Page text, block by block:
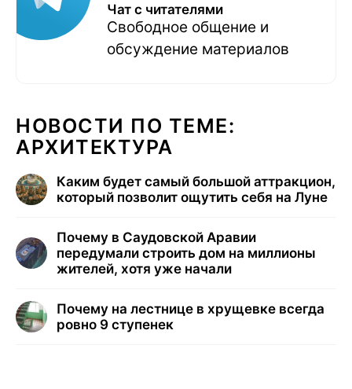
Чат с читателями
Свободное общение и
обсуждение материалов
НОВОСТИ ПО ТЕМЕ:
АРХИТЕКТУРА
Каким будет самый большой аттракцион,
который позволит ощутить себя на Луне
Почему в Саудовской Аравии
передумали строить дом на миллионы
жителей, хотя уже начали
Почему на лестнице в хрущевке всегда
ровно 9 ступенек